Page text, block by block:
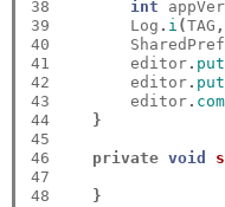
38
39
40
41
42
43
44
45
46
47
48
int
        Log
. i (TAG ,
        editor
.
        editor
.
        editor
.
}
private void
}